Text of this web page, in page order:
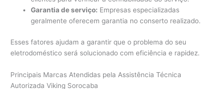
Garantia de serviço: Empresas especializadas
geralmente oferecem garantia no conserto realizado.
Esses fatores ajudam a garantir que o problema do seu
eletrodoméstico será solucionado com eficiência e rapidez.
Principais Marcas Atendidas pela Assistência Técnica
Autorizada Viking Sorocaba